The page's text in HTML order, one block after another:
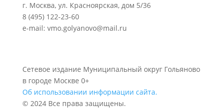
г. Москва, ул. Красноярская, дом 5/36
8 (495) 122-23-60
e-mail: vmo.golyanovo@mail.ru
Сетевое издание Муниципальный округ Гольяново
в городе Москве 0+
Об использовании информации сайта.
© 2024 Все права защищены.